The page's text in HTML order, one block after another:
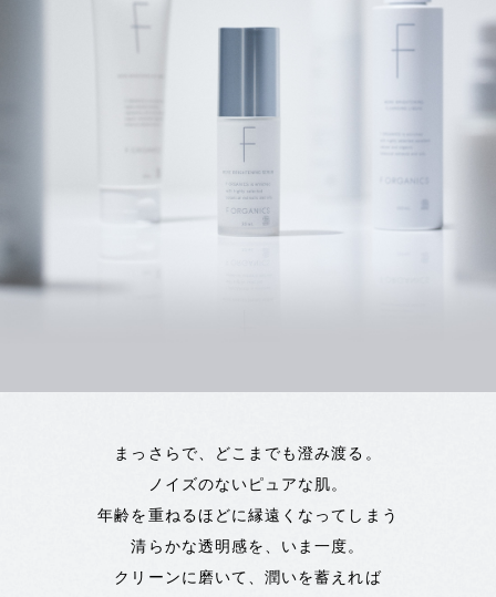
まっさらで、どこまでも澄み渡る。
ノイズのないピュアな肌。
年齢を重ねるほどに縁遠くなってしまう
清らかな透明感を、いま一度。
クリーンに磨いて、潤いを蓄えれば